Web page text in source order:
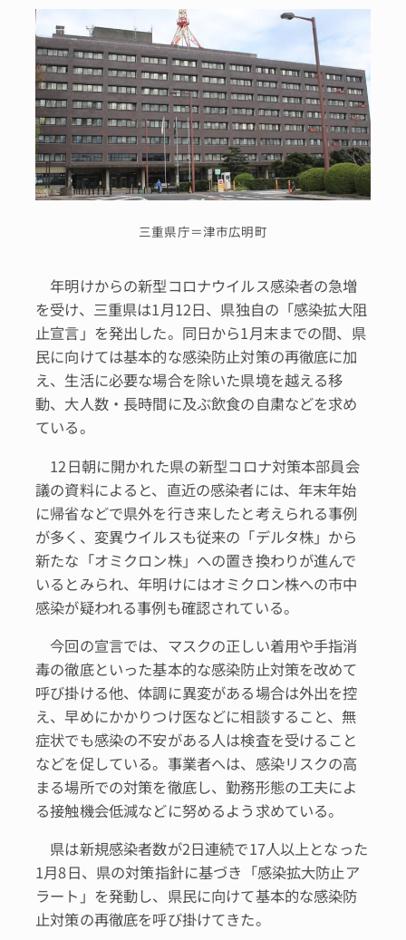
三重県庁＝津市広明町
年明けからの新型コロナウイルス感染者の急増
を受け、三重県は1月12日、県独自の「感染拡大阻
止宣言」を発出した。同日から1月末までの間、県
民に向けては基本的な感染防止対策の再徹底に加
え、生活に必要な場合を除いた県境を越える移
動、大人数・長時間に及ぶ飲食の自粛などを求め
ている。
12日朝に開かれた県の新型コロナ対策本部員会
議の資料によると、直近の感染者には、年末年始
に帰省などで県外を行き来したと考えられる事例
が多く、変異ウイルスも従来の「デルタ株」から
新たな「オミクロン株」への置き換わりが進んで
いるとみられ、年明けにはオミクロン株への市中
感染が疑われる事例も確認されている。
今回の宣言では、マスクの正しい着用や手指消
毒の徹底といった基本的な感染防止対策を改めて
呼び掛ける他、体調に異変がある場合は外出を控
え、早めにかかりつけ医などに相談すること、無
症状でも感染の不安がある人は検査を受けること
などを促している。事業者へは、感染リスクの高
まる場所での対策を徹底し、勤務形態の工夫によ
る接触機会低減などに努めるよう求めている。
県は新規感染者数が2日連続で17人以上となった
1月8日、県の対策指針に基づき「感染拡大防止ア
ラート」を発動し、県民に向けて基本的な感染防
止対策の再徹底を呼び掛けてきた。